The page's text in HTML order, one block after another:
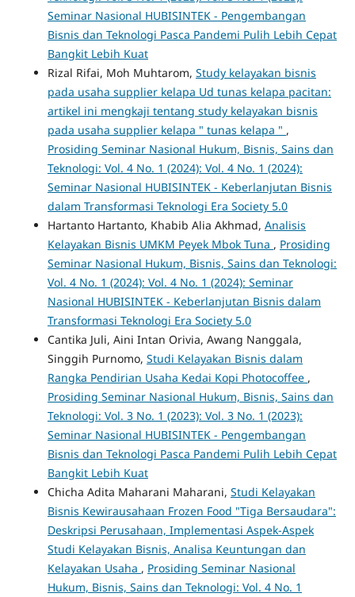
Seminar Nasional HUBISINTEK - Pengembangan
Bisnis dan Teknologi Pasca Pandemi Pulih Lebih Cepat
Bangkit Lebih Kuat
Rizal Rifai, Moh Muhtarom, Study kelayakan bisnis
pada usaha supplier kelapa Ud tunas kelapa pacitan:
artikel ini mengkaji tentang study kelayakan bisnis
pada usaha supplier kelapa " tunas kelapa " ,
Prosiding Seminar Nasional Hukum, Bisnis, Sains dan
Teknologi: Vol. 4 No. 1 (2024): Vol. 4 No. 1 (2024):
Seminar Nasional HUBISINTEK - Keberlanjutan Bisnis
dalam Transformasi Teknologi Era Society 5.0
Hartanto Hartanto, Khabib Alia Akhmad, Analisis
Kelayakan Bisnis UMKM Peyek Mbok Tuna , Prosiding
Seminar Nasional Hukum, Bisnis, Sains dan Teknologi:
Vol. 4 No. 1 (2024): Vol. 4 No. 1 (2024): Seminar
Nasional HUBISINTEK - Keberlanjutan Bisnis dalam
Transformasi Teknologi Era Society 5.0
Cantika Juli, Aini Intan Orivia, Awang Nanggala,
Singgih Purnomo, Studi Kelayakan Bisnis dalam
Rangka Pendirian Usaha Kedai Kopi Photocoffee ,
Prosiding Seminar Nasional Hukum, Bisnis, Sains dan
Teknologi: Vol. 3 No. 1 (2023): Vol. 3 No. 1 (2023):
Seminar Nasional HUBISINTEK - Pengembangan
Bisnis dan Teknologi Pasca Pandemi Pulih Lebih Cepat
Bangkit Lebih Kuat
Chicha Adita Maharani Maharani, Studi Kelayakan
Bisnis Kewirausahaan Frozen Food "Tiga Bersaudara":
Deskripsi Perusahaan, Implementasi Aspek-Aspek
Studi Kelayakan Bisnis, Analisa Keuntungan dan
Kelayakan Usaha , Prosiding Seminar Nasional
Hukum, Bisnis, Sains dan Teknologi: Vol. 4 No. 1